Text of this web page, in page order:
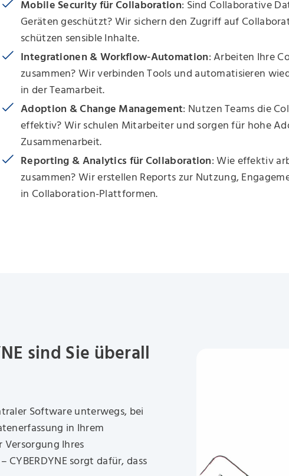
Mobile Security für Collaboration: Sind Collaborative
Geräten geschützt? Wir sichern den Zugriff auf
schützen sensible Inhalte.
Integrationen & Workflow-Automation: Arbeiten Ihre
zusammen? Wir verbinden Tools und automatisieren
in der Teamarbeit.
Adoption & Change Management: Nutzen Teams die
effektiv? Wir schulen Mitarbeiter und sorgen für hohe
Zusammenarbeit.
Reporting & Analytics für Collaboration: Wie effektiv
zusammen? Wir erstellen Reports zur Nutzung,
in Collaboration-Plattformen.
sind Sie überall
Software unterwegs, bei
in Ihrem
Versorgung Ihres
sorgt dafür, dass